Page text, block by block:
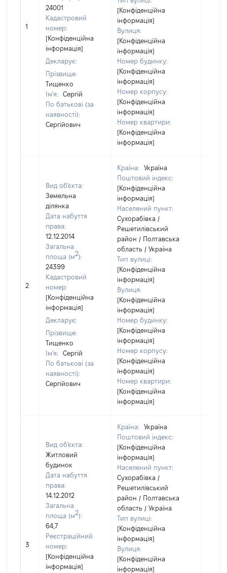
1
24001
Кадастровий
номер:
[Конфіденційна
інформація]
Декларує:
Прізвище:
Тищенко
Ім'я:
Сергій
По батькові (за
наявності):
Сергійович
[Конфіденційна
інформація]
Вулиця:
[Конфіденційна
інформація]
Номер будинку:
[Конфіденційна
інформація]
Номер корпусу:
[Конфіденційна
інформація]
Номер квартири:
[Конфіденційна
інформація]
2
Вид об'єкта:
Земельна
ділянка
Дата набуття
права:
12.12.2014
Загальна
площа (м2):
24399
Кадастровий
номер:
[Конфіденційна
інформація]
Декларує:
Прізвище:
Тищенко
Ім'я:
Сергій
По батькові (за
наявності):
Сергійович
Країна:
Україна
Поштовий індекс:
[Конфіденційна
інформація]
Населений пункт:
Сухорабівка /
Решетилівський
район / Полтавська
область / Україна
Тип вулиці:
[Конфіденційна
інформація]
Вулиця:
[Конфіденційна
інформація]
Номер будинку:
[Конфіденційна
інформація]
Номер корпусу:
[Конфіденційна
інформація]
Номер квартири:
[Конфіденційна
інформація]
3
Вид об'єкта:
Житловий
будинок
Дата набуття
права:
14.12.2012
Загальна
площа (м2):
64,7
Реєстраційний
номер:
[Конфіденційна
інформація]
Країна:
Україна
Поштовий індекс:
[Конфіденційна
інформація]
Населений пункт:
Сухорабівка /
Решетилівський
район / Полтавська
область / Україна
Тип вулиці:
[Конфіденційна
інформація]
Вулиця:
[Конфіденційна
інформація]